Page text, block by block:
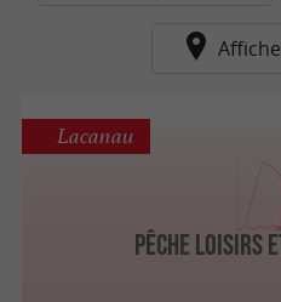
Pêche Loisirs
Lacanau